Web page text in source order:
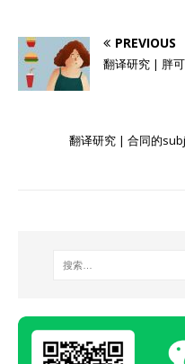
PREVIOUS
翻译研究 | 胖
翻译研究 | 合同的